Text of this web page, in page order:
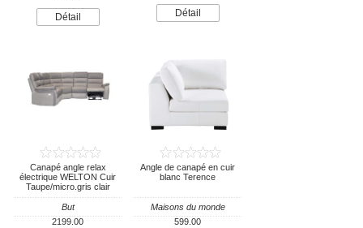
Détail Détail
Canapé angle relax
électrique WELTON Cuir
Taupe/micro.gris clair
But
2199.00
Angle de canapé en cuir
blanc Terence
Maisons du monde
599.00